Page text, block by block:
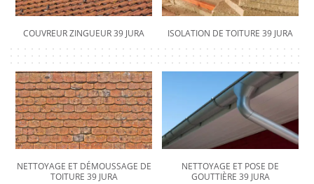
COUVREUR ZINGUEUR 39 JURA ISOLATION DE TOITURE 39 JURA
NETTOYAGE ET DÉMOUSSAGE DE
TOITURE 39 JURA
NETTOYAGE ET POSE DE
GOUTTIÈRE 39 JURA